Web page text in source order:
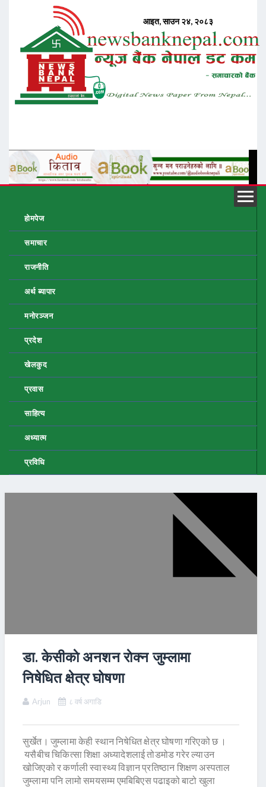
होमपेज
समाचार
राजनीति
अर्थ ब्यापार
मनोरञ्जन
प्रदेश
खेलकुद
प्रवास
साहित्य
अध्यात्म
प्रविधि
डा. केसीकाे अनशन राेक्न जुम्लामा
निषेधित क्षेत्र घोषणा
Arjun ८ वर्ष अगाडि
सुर्खेत। जुम्लामा केही स्थान निषेधित क्षेत्र घोषणा गरिएको छ ।
यसैबीच चिकित्सा शिक्षा अध्यादेशलाई तोडमोड गरेर ल्याउन
खोजिएको र कर्णाली स्वास्थ्य विज्ञान प्रतिष्ठान शिक्षण अस्पताल
जुम्लामा पनि लामो समयसम्म एमबिबिएस पढाइको बाटो खुला